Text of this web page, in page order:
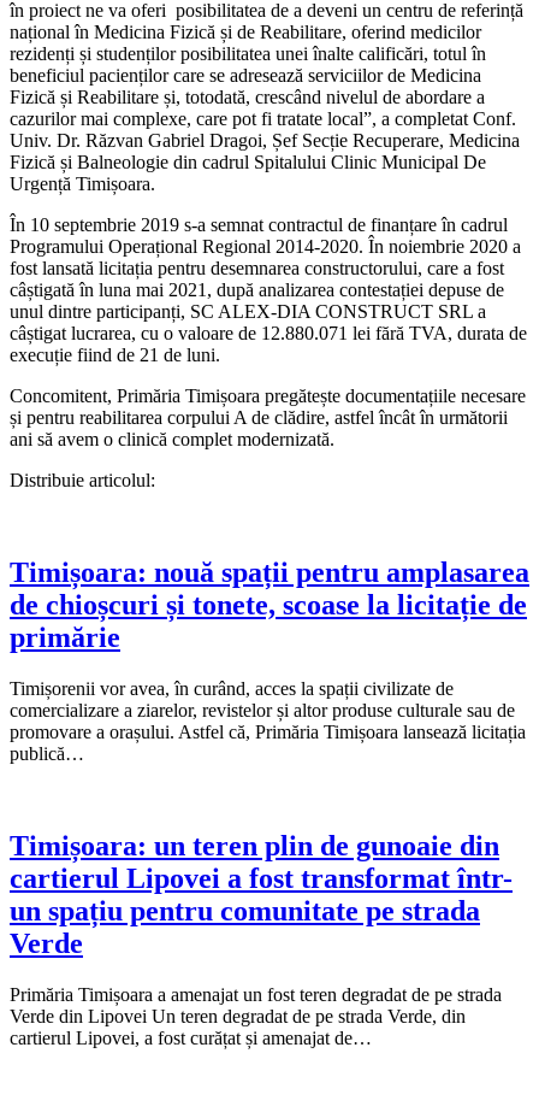
în proiect ne va oferi posibilitatea de a deveni un centru de referință
național în Medicina Fizică și de Reabilitare, oferind medicilor
rezidenți și studenților posibilitatea unei înalte calificări, totul în
beneficiul pacienților care se adresează serviciilor de Medicina
Fizică și Reabilitare și, totodată, crescând nivelul de abordare a
cazurilor mai complexe, care pot fi tratate local”, a completat Conf.
Univ. Dr. Răzvan Gabriel Dragoi, Șef Secție Recuperare, Medicina
Fizică și Balneologie din cadrul Spitalului Clinic Municipal De
Urgență Timișoara.
În 10 septembrie 2019 s-a semnat contractul de finanțare în cadrul
Programului Operațional Regional 2014-2020. În noiembrie 2020 a
fost lansată licitația pentru desemnarea constructorului, care a fost
câștigată în luna mai 2021, după analizarea contestației depuse de
unul dintre participanți, SC ALEX-DIA CONSTRUCT SRL a
câștigat lucrarea, cu o valoare de 12.880.071 lei fără TVA, durata de
execuție fiind de 21 de luni.
Concomitent, Primăria Timișoara pregătește documentațiile necesare
și pentru reabilitarea corpului A de clădire, astfel încât în următorii
ani să avem o clinică complet modernizată.
Distribuie articolul:
Timișoara: nouă spații pentru amplasarea
de chioșcuri și tonete, scoase la licitație de
primărie
Timișorenii vor avea, în curând, acces la spații civilizate de
comercializare a ziarelor, revistelor și altor produse culturale sau de
promovare a orașului. Astfel că, Primăria Timișoara lansează licitația
publică…
Timișoara: un teren plin de gunoaie din
cartierul Lipovei a fost transformat într-
un spațiu pentru comunitate pe strada
Verde
Primăria Timișoara a amenajat un fost teren degradat de pe strada
Verde din Lipovei Un teren degradat de pe strada Verde, din
cartierul Lipovei, a fost curățat și amenajat de…